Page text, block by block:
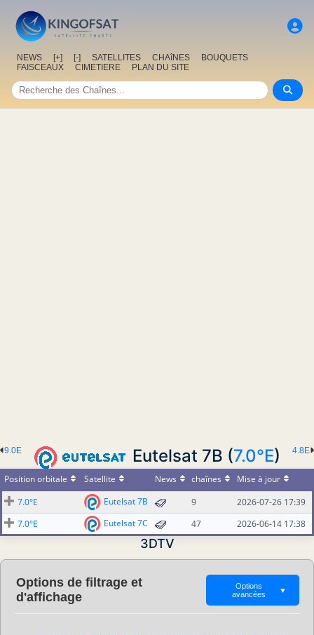
NEWS [+] [-] SATELLITES CHAîNES
BOUQUETS
FAISCEAUX
CIMETIERE PLAN DU SITE
4.8E
9.0E Eutelsat 7B (7.0°E)
Position orbitale Satellite News chaînes
Mise à jour
7.0°E
Eutelsat 7B 9
2026-07-26 17:39
7.0°E
Eutelsat 7C 47 2026-06-14 17:38
3DTV
Options de filtrage et
d'affichage
Options
avancées
▼